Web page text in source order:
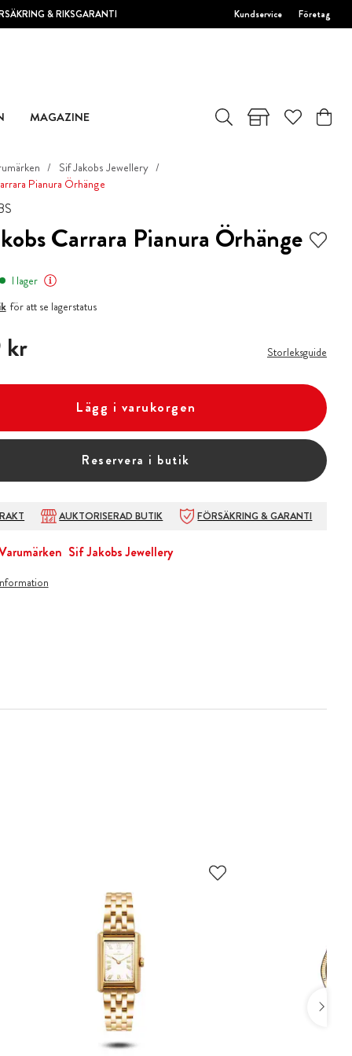
& RIKSGARANTI Kundservice Företag
MAGAZINE
Sif Jakobs Jewellery
Pianura Örhänge
Carrara Pianura Örhänge
I lager
för att se lagerstatus
kr Storleksguide
Lägg i varukorgen
Reservera i butik
AUKTORISERAD BUTIK FÖRSÄKRING & GARANTI
Sif Jakobs Jewellery